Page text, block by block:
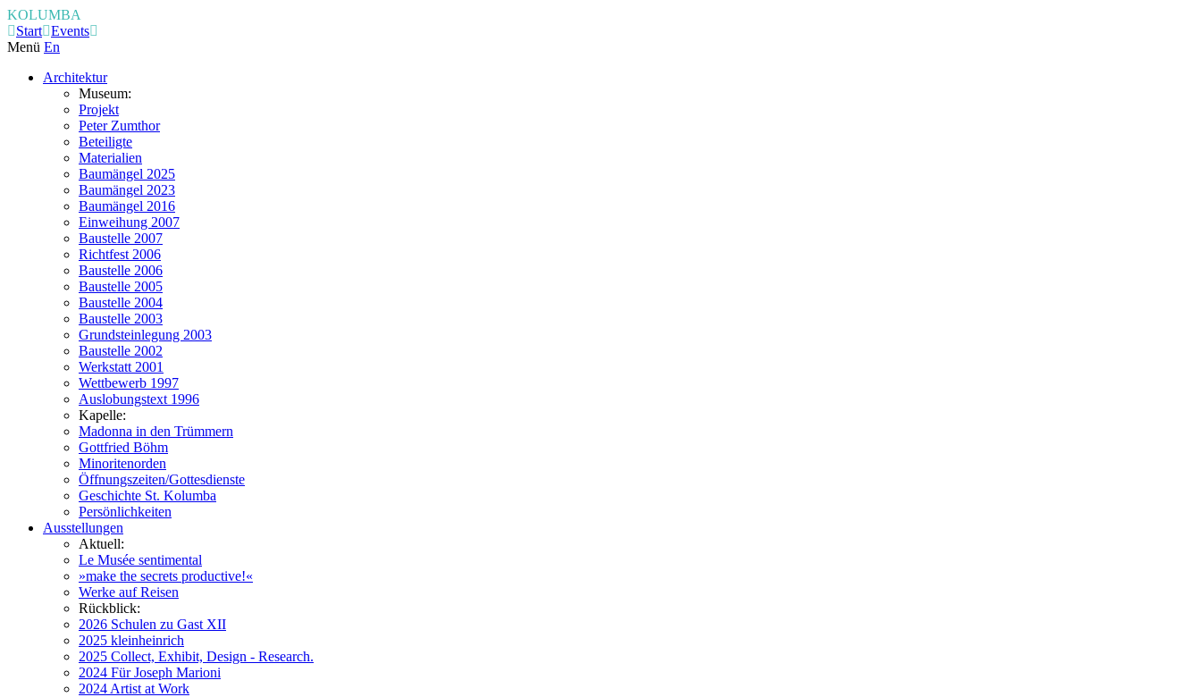
KOLUMBA
Start Events
Menü En
Architektur
Museum:
Projekt
Peter Zumthor
Beteiligte
Materialien
Baumängel 2025
Baumängel 2023
Baumängel 2016
Einweihung 2007
Baustelle 2007
Richtfest 2006
Baustelle 2006
Baustelle 2005
Baustelle 2004
Baustelle 2003
Grundsteinlegung 2003
Baustelle 2002
Werkstatt 2001
Wettbewerb 1997
Auslobungstext 1996
Kapelle:
Madonna in den Trümmern
Gottfried Böhm
Minoritenorden
Öffnungszeiten/Gottesdienste
Geschichte St. Kolumba
Persönlichkeiten
Ausstellungen
Aktuell:
Le Musée sentimental
»make the secrets productive!«
Werke auf Reisen
Rückblick:
2026 Schulen zu Gast XII
2025 kleinheinrich
2025 Collect, Exhibit, Design - Research.
2024 Für Joseph Marioni
2024 Artist at Work